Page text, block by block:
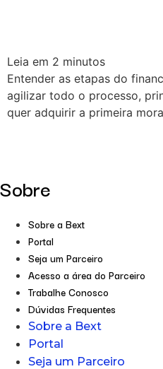
Leia em 2 minutos
Entender as etapas do
agilizar todo o processo,
quer adquirir a primeira
Sobre
Sobre a Bext
Portal
Seja um Parceiro
Acesso a área do Parceiro
Trabalhe Conosco
Dúvidas Frequentes
Sobre a Bext
Portal
Seja um Parceiro